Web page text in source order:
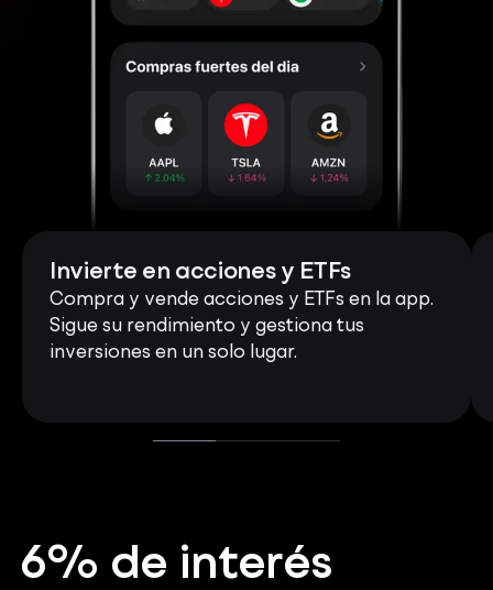
Invierte en acciones y ETFs
Compra y vende acciones y ETFs en la app.
Sigue su rendimiento y gestiona tus
inversiones en un solo lugar.
6% de interés